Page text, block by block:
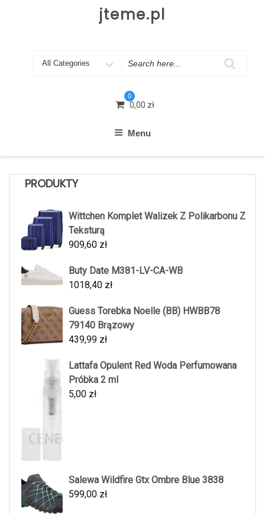
jteme.pl
Search
0
0,00 zł
Menu
PRODUKTY
Wittchen Komplet Walizek Z Polikarbonu Z
Teksturą
909,60 zł
Buty Date M381-LV-CA-WB
1018,40 zł
Guess Torebka Noelle (BB) HWBB78
79140 Brązowy
439,99 zł
Lattafa Opulent Red Woda Perfumowana
Próbka 2 ml
5,00 zł
Salewa Wildfire Gtx Ombre Blue 3838
599,00 zł